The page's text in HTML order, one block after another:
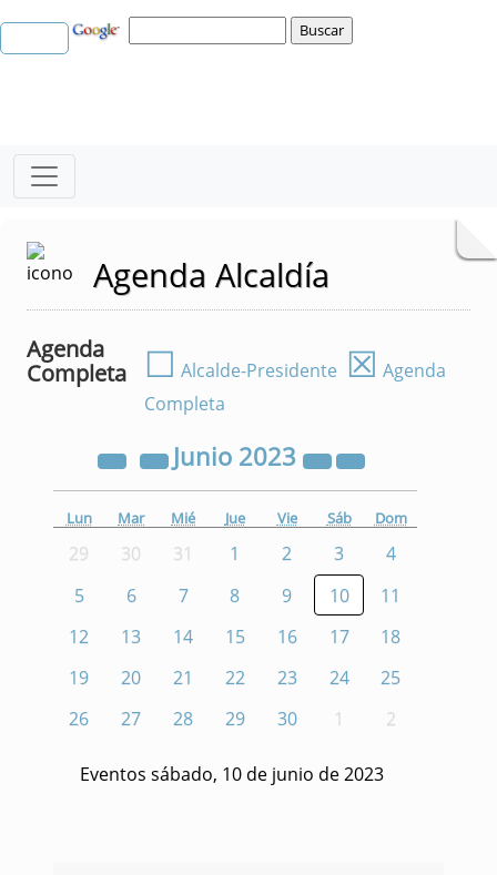
Agenda Alcaldía
Agenda
Completa
☐ Alcalde-Presidente ☒ Agenda
Completa
Junio 2023
Lun Mar Mié Jue Vie Sáb Dom
29 30 31 1 2 3
4
5
6 7 8 9 10
11
12
13 14 15 16 17
18
19
20 21 22 23 24
25
26
27 28 29 30 1 2
Eventos sábado, 10 de junio de 2023